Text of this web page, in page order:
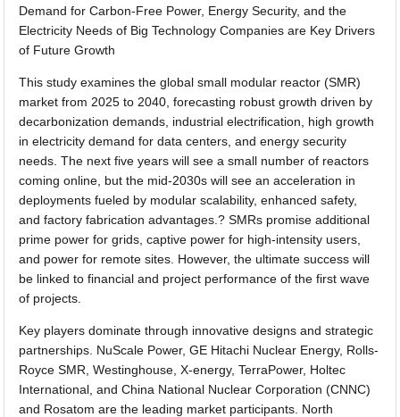
Demand for Carbon-Free Power, Energy Security, and the
Electricity Needs of Big Technology Companies are Key Drivers
of Future Growth
This study examines the global small modular reactor (SMR)
market from 2025 to 2040, forecasting robust growth driven by
decarbonization demands, industrial electrification, high growth
in electricity demand for data centers, and energy security
needs. The next five years will see a small number of reactors
coming online, but the mid-2030s will see an acceleration in
deployments fueled by modular scalability, enhanced safety,
and factory fabrication advantages.? SMRs promise additional
prime power for grids, captive power for high-intensity users,
and power for remote sites. However, the ultimate success will
be linked to financial and project performance of the first wave
of projects.
Key players dominate through innovative designs and strategic
partnerships. NuScale Power, GE Hitachi Nuclear Energy, Rolls-
Royce SMR, Westinghouse, X-energy, TerraPower, Holtec
International, and China National Nuclear Corporation (CNNC)
and Rosatom are the leading market participants. North